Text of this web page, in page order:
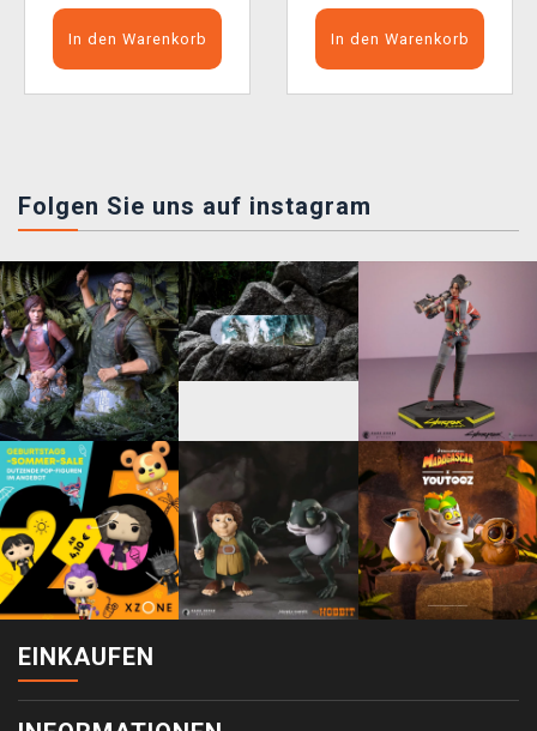
In den Warenkorb In den Warenkorb
Folgen Sie uns auf instagram
EINKAUFEN